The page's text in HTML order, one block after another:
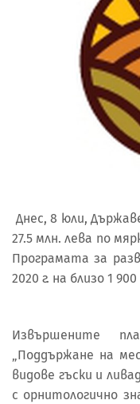
Днес, 8 юли,
27.5 млн. лева по
Програмата за
2020 г. на близо 1
Извършените
„Поддържане на
видове гъски и
с орнитологично